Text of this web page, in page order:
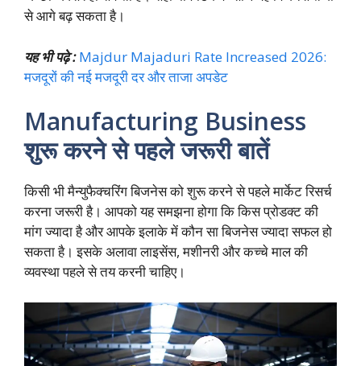
से आगे बढ़ सकता है।
यह भी पढ़े :Majdur Majaduri Rate Increased 2026:
मजदूरों की नई मजदूरी दर और ताजा अपडेट
Manufacturing Business
शुरू करने से पहले जरूरी बातें
किसी भी मैन्युफैक्चरिंग बिजनेस को शुरू करने से पहले मार्केट रिसर्च
करना जरूरी है। आपको यह समझना होगा कि किस प्रोडक्ट की
मांग ज्यादा है और आपके इलाके में कौन सा बिजनेस ज्यादा सफल हो
सकता है। इसके अलावा लाइसेंस, मशीनरी और कच्चे माल की
व्यवस्था पहले से तय करनी चाहिए।